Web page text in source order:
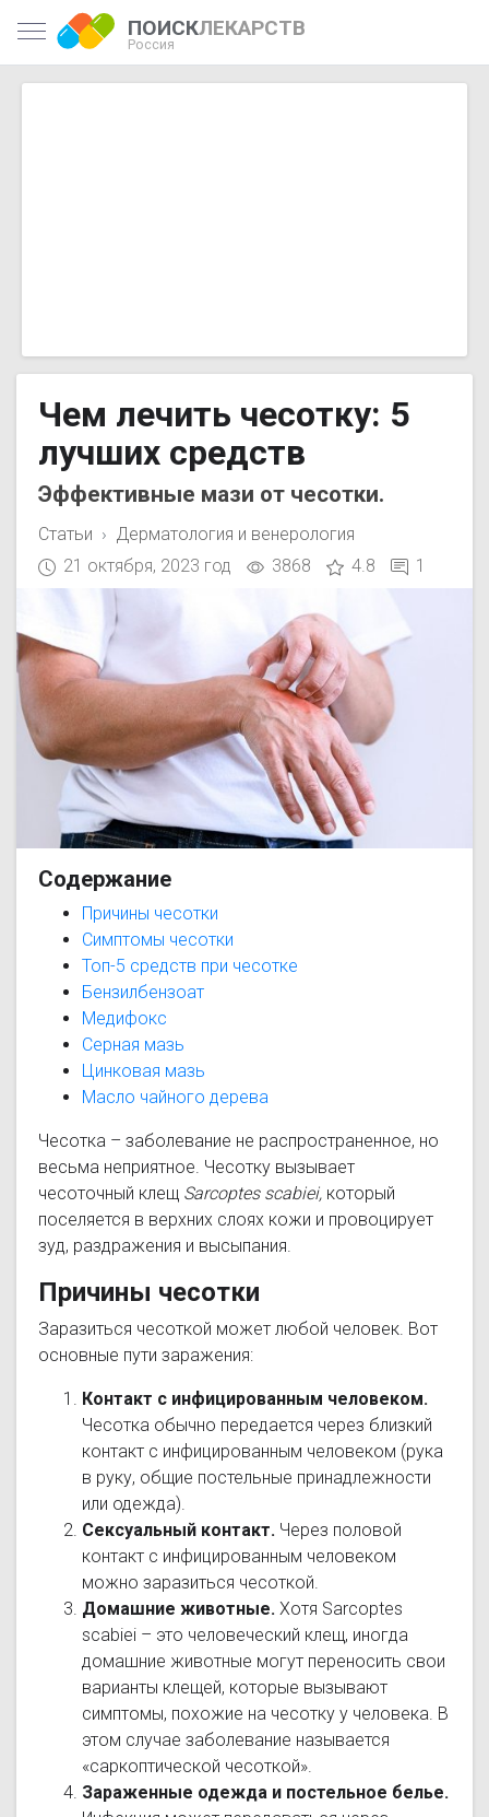
ПОИСКЛЕКАРСТВ
Россия
Чем лечить чесотку: 5
лучших средств
Эффективные мази от чесотки.
Статьи
Дерматология и венерология
21 октября, 2023 год
3868 4.8 1
Содержание
Причины чесотки
Симптомы чесотки
Топ-5 средств при чесотке
Бензилбензоат
Медифокс
Серная мазь
Цинковая мазь
Масло чайного дерева
Чесотка – заболевание не распространенное, но
весьма неприятное. Чесотку вызывает
чесоточный клещ Sarcoptes scabiei, который
поселяется в верхних слоях кожи и провоцирует
зуд, раздражения и высыпания.
Причины чесотки
Заразиться чесоткой может любой человек. Вот
основные пути заражения:
Контакт с инфицированным человеком.
Чесотка обычно передается через близкий
контакт с инфицированным человеком (рука
в руку, общие постельные принадлежности
или одежда).
Сексуальный контакт. Через половой
контакт с инфицированным человеком
можно заразиться чесоткой.
Домашние животные. Хотя Sarcoptes
scabiei – это человеческий клещ, иногда
домашние животные могут переносить свои
варианты клещей, которые вызывают
симптомы, похожие на чесотку у человека. В
этом случае заболевание называется
«саркоптической чесоткой».
Зараженные одежда и постельное белье.